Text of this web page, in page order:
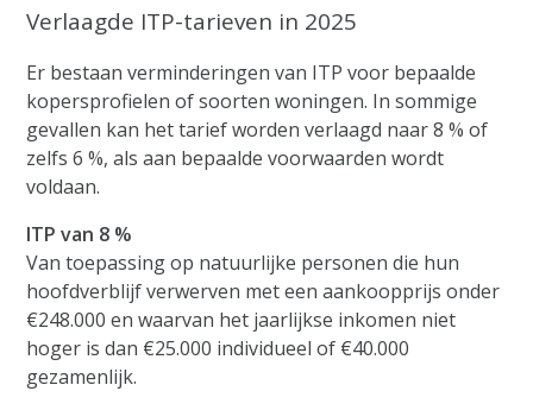
Verlaagde ITP-tarieven in 2025
Er bestaan verminderingen van ITP voor bepaalde
kopersprofielen of soorten woningen. In sommige
gevallen kan het tarief worden verlaagd naar 8 % of
zelfs 6 %, als aan bepaalde voorwaarden wordt
voldaan.
ITP van 8 %
Van toepassing op natuurlijke personen die hun
hoofdverblijf verwerven met een aankoopprijs onder
€248.000 en waarvan het jaarlijkse inkomen niet
hoger is dan €25.000 individueel of €40.000
gezamenlijk.